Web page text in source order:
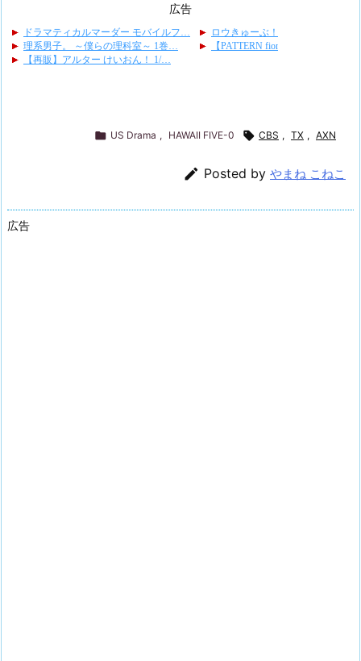
広告
 US Drama , HAWAII FIVE-0  CBS , TX , AXN
 Posted by やまね こねこ
広告